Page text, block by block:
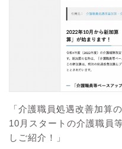
「介護職員処遇改善加算
10月スタートの介護職員
しご紹介！」